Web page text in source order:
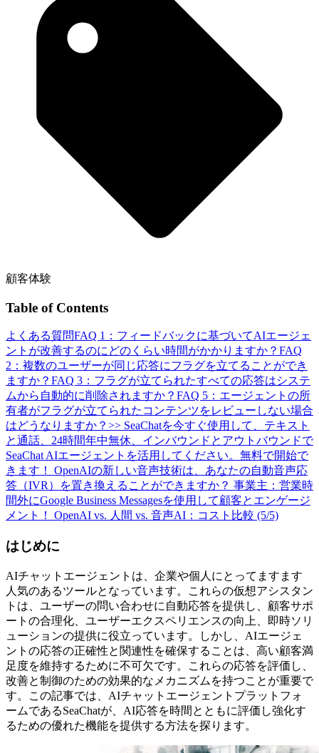
顧客体験
Table of Contents
よくある質問FAQ 1：フィードバックに基づいてAIエージェ
ントが改善するのにどのくらい時間がかかりますか？ FAQ
2：複数のユーザーが同じ応答にフラグを立てることができ
ますか？ FAQ 3：フラグが立てられたすべての応答はシステ
ムから自動的に削除されますか？ FAQ 5：エージェントの所
有者がフラグが立てられたコンテンツをレビューしない場合
はどうなりますか？ >> SeaChatを今すぐ使用して、テキスト
と通話、24時間年中無休、インバウンドとアウトバウンドで
SeaChat AIエージェントを活用してください。無料で開始で
きます！
OpenAIの新しい音声技術は、あなたの自動音声応
答（IVR）を置き換えることができますか？ 事業主：営業時
間外にGoogle Business Messagesを使用して顧客とエンゲージ
メント！ OpenAI vs. 人間 vs. 音声AI：コスト比較 (5/5)
はじめに
AIチャットエージェントは、企業や個人にとってますます
人気のあるツールとなっています。これらの仮想アシスタン
トは、ユーザーの問い合わせに自動応答を提供し、顧客サポ
ートの合理化、ユーザーエクスペリエンスの向上、即時ソリ
ューションの提供に役立っています。しかし、AIエージェ
ントの応答の正確性と関連性を確保することは、高い顧客満
足度を維持するために不可欠です。これらの応答を評価し、
改善と制御のための効果的なメカニズムを持つことが重要で
す。この記事では、AIチャットエージェントプラットフォ
ームであるSeaChatが、AI応答を時間とともに評価し強化す
るための優れた機能を提供する方法を探ります。